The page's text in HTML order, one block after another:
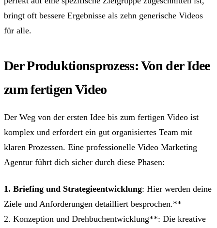
bringt oft bessere Ergebnisse als zehn generische Videos
für alle.
Der Produktionsprozess: Von der Idee
zum fertigen Video
Der Weg von der ersten Idee bis zum fertigen Video ist
komplex und erfordert ein gut organisiertes Team mit
klaren Prozessen. Eine professionelle Video Marketing
Agentur führt dich sicher durch diese Phasen:
1. Briefing und Strategieentwicklung: Hier werden deine
Ziele und Anforderungen detailliert besprochen.**
2. Konzeption und Drehbuchentwicklung**: Die kreative